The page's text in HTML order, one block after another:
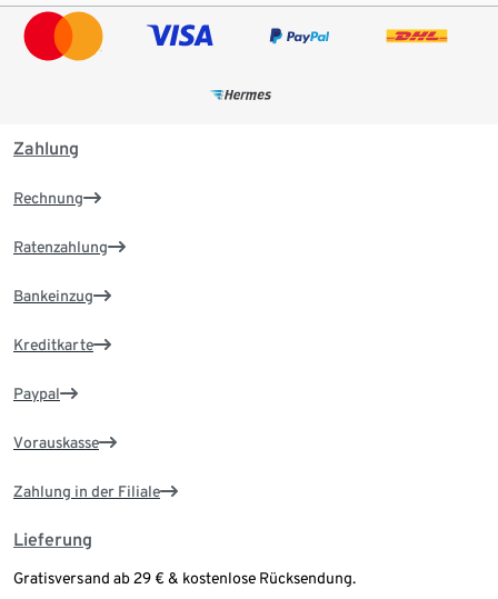
Zahlung
Rechnung
Ratenzahlung
Bankeinzug
Kreditkarte
Paypal
Vorauskasse
Zahlung in der Filiale
Lieferung
Gratisversand ab 29 € & kostenlose Rücksendung.